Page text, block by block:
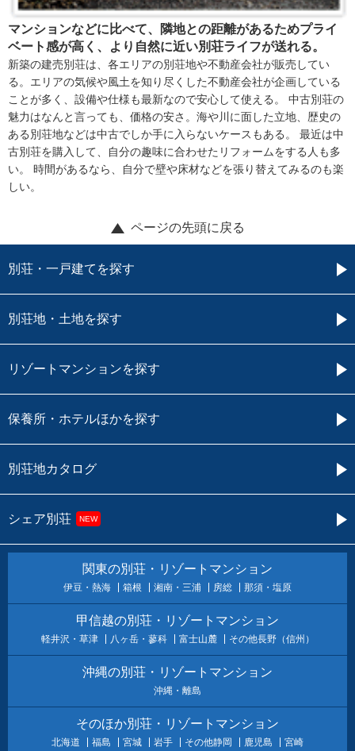
マンションなどに比べて、隣地との距離があるためプライ
ベート感が高く、より自然に近い別荘ライフが送れる。
新築の建売別荘は、各エリアの別荘地や不動産会社が販売してい
る。エリアの気候や風土を知り尽くした不動産会社が企画している
ことが多く、設備や仕様も最新なので安心して使える。 中古別荘の
魅力はなんと言っても、価格の安さ。海や川に面した立地、歴史の
ある別荘地などは中古でしか手に入らないケースもある。 最近は中
古別荘を購入して、自分の趣味に合わせたリフォームをする人も多
い。 時間があるなら、自分で壁や床材などを張り替えてみるのも楽
しい。
ページの先頭に戻る
別荘・一戸建てを探す
別荘地・土地を探す
リゾートマンションを探す
保養所・ホテルほかを探す
別荘地カタログ
シェア別荘 NEW
関東の別荘・リゾートマンション
伊豆・熱海 箱根 湘南・三浦 房総 那須・塩原
甲信越の別荘・リゾートマンション
軽井沢・草津 八ヶ岳・蓼科 富士山麓 その他長野（信州）
沖縄の別荘・リゾートマンション
沖縄・離島
そのほか別荘・リゾートマンション
北海道 福島 宮城 岩手 その他静岡 鹿児島 宮崎